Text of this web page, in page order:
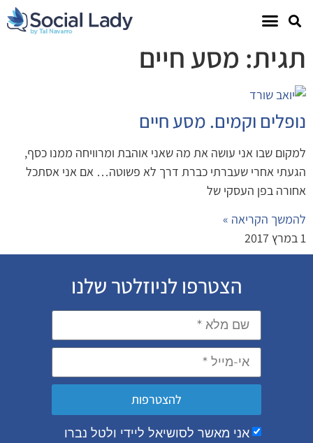
תגית: מסע חיים
נופלים וקמים. מסע חיים
למקום שבו אני עושה את מה שאני אוהבת ומרוויחה ממנו כסף,
הגעתי אחרי שעברתי כברת דרך לא פשוטה… אם אני אסתכל
אחורה בפן העסקי של
להמשך הקריאה »
1 במרץ 2017
הצטרפו לניוזלטר שלנו
אני מאשר לסושיאל ליידי ולטל נברו
להצטרפות